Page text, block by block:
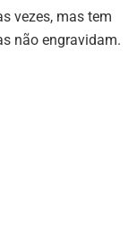
vezes, mas tem
não engravidam.